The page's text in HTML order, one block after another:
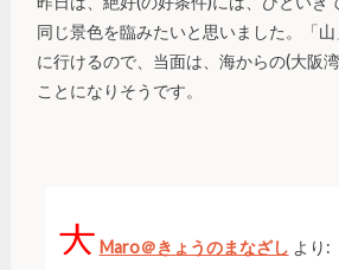
同じ景色を臨みたいと思いました。「
に行けるので、当面は、海からの(大阪
ことになりそうです。
Maro＠きょうのまなざし より: